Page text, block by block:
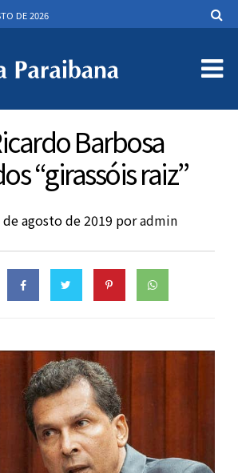
DE 2026
Barbosa
“girassóis raiz”
agosto de 2019 poradmin